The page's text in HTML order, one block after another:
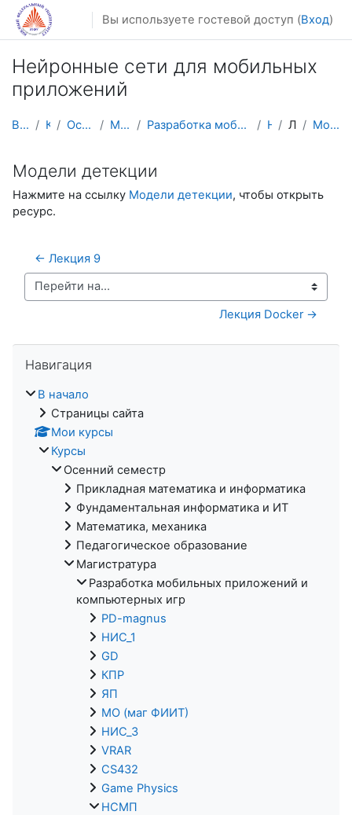
Перейти к основному содержанию
Вы используете гостевой доступ (Вход)
Нейронные сети для мобильных
приложений
В начало Курсы Осенний семестр Магистратура Разработка мобильных приложений и компьютерных игр НСМП Лекции Модели детекции
Модели детекции
Нажмите на ссылку Модели детекции, чтобы открыть
ресурс.
← Лекция 9
Перейти на...
Лекция Docker →
Навигация
В начало
Страницы сайта
Мои курсы
Курсы
Осенний семестр
Прикладная математика и информатика
Фундаментальная информатика и ИТ
Математика, механика
Педагогическое образование
Магистратура
Разработка мобильных приложений и
компьютерных игр
PD-magnus
НИС_1
GD
КПР
ЯП
МО (маг ФИИТ)
НИС_3
VRAR
CS432
Game Physics
НСМП